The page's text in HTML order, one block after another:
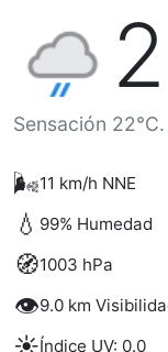
Sensación
🌬️11 km/h NNE
💧 99% Humedad
🧭1003 hPa
👁️9.0 km
Índice UV: 0.0